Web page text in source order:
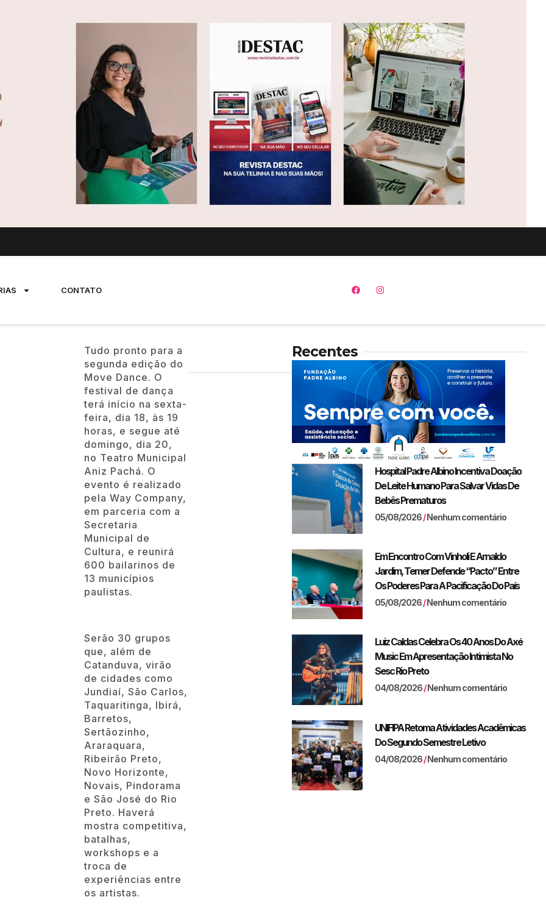
CONTATO
Tudo pronto para a
segunda edição do
Move Dance. O
festival de dança
terá início na sexta-
feira, dia 18, às 19
horas, e segue até
domingo, dia 20,
no Teatro Municipal
Aniz Pachá. O
evento é realizado
pela Way Company,
em parceria com a
Secretaria
Municipal de
Cultura, e reunirá
600 bailarinos de
13 municípios
paulistas.
Serão 30 grupos
que, além de
Catanduva, virão
de cidades como
Jundiaí, São Carlos,
Taquaritinga, Ibirá,
Barretos,
Sertãozinho,
Araraquara,
Ribeirão Preto,
Novo Horizonte,
Novais, Pindorama
e São José do Rio
Preto. Haverá
mostra competitiva,
batalhas,
workshops e a
troca de
experiências entre
os artistas.
Recentes
Hospital Padre Albino Incentiva Doação
De Leite Humano Para Salvar Vidas De
Bebês Prematuros
05/08/2026 Nenhum comentário
Em Encontro Com Vinholi E Arnaldo
Jardim, Temer Defende “pacto” Entre
Os Poderes Para A Pacificação Do País
05/08/2026 Nenhum comentário
Luiz Caldas Celebra Os 40 Anos Do Axé
Music Em Apresentação Intimista No
Sesc Rio Preto
04/08/2026 Nenhum comentário
UNIFIPA Retoma Atividades Acadêmicas
Do Segundo Semestre Letivo
04/08/2026 Nenhum comentário